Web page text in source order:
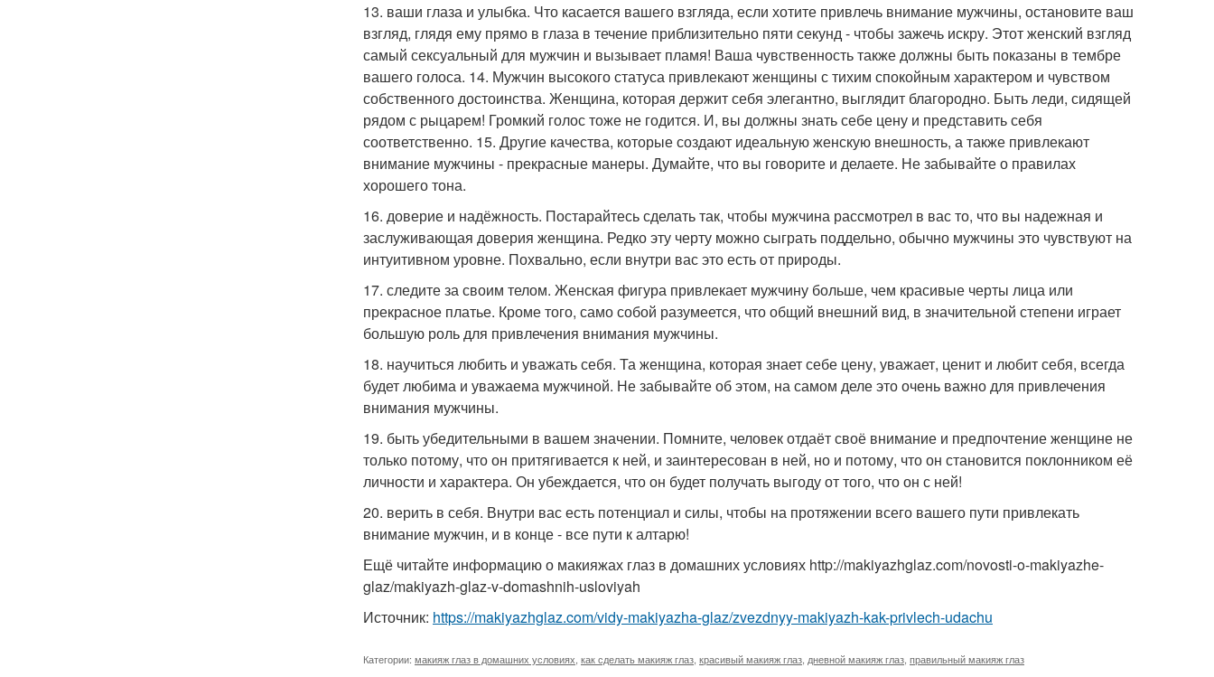
13. ваши глаза и улыбка. Что касается вашего взгляда, если хотите привлечь внимание мужчины, остановите ваш
взгляд, глядя ему прямо в глаза в течение приблизительно пяти секунд - чтобы зажечь искру. Этот женский взгляд
самый сексуальный для мужчин и вызывает пламя! Ваша чувственность также должны быть показаны в тембре
вашего голоса. 14. Мужчин высокого статуса привлекают женщины с тихим спокойным характером и чувством
собственного достоинства. Женщина, которая держит себя элегантно, выглядит благородно. Быть леди, сидящей
рядом с рыцарем! Громкий голос тоже не годится. И, вы должны знать себе цену и представить себя
соответственно. 15. Другие качества, которые создают идеальную женскую внешность, а также привлекают
внимание мужчины - прекрасные манеры. Думайте, что вы говорите и делаете. Не забывайте о правилах
хорошего тона.
16. доверие и надёжность. Постарайтесь сделать так, чтобы мужчина рассмотрел в вас то, что вы надежная и
заслуживающая доверия женщина. Редко эту черту можно сыграть поддельно, обычно мужчины это чувствуют на
интуитивном уровне. Похвально, если внутри вас это есть от природы.
17. следите за своим телом. Женская фигура привлекает мужчину больше, чем красивые черты лица или
прекрасное платье. Кроме того, само собой разумеется, что общий внешний вид, в значительной степени играет
большую роль для привлечения внимания мужчины.
18. научиться любить и уважать себя. Та женщина, которая знает себе цену, уважает, ценит и любит себя, всегда
будет любима и уважаема мужчиной. Не забывайте об этом, на самом деле это очень важно для привлечения
внимания мужчины.
19. быть убедительными в вашем значении. Помните, человек отдаёт своё внимание и предпочтение женщине не
только потому, что он притягивается к ней, и заинтересован в ней, но и потому, что он становится поклонником её
личности и характера. Он убеждается, что он будет получать выгоду от того, что он с ней!
20. верить в себя. Внутри вас есть потенциал и силы, чтобы на протяжении всего вашего пути привлекать
внимание мужчин, и в конце - все пути к алтарю!
Ещё читайте информацию о макияжах глаз в домашних условиях http://makiyazhglaz.com/novosti-o-makiyazhe-
glaz/makiyazh-glaz-v-domashnih-usloviyah
Источник: https://makiyazhglaz.com/vidy-makiyazha-glaz/zvezdnyy-makiyazh-kak-privlech-udachu
Категории: макияж глаз в домашних условиях как сделать макияж глаз красивый макияж глаз дневной макияж глаз правильный макияж глаз